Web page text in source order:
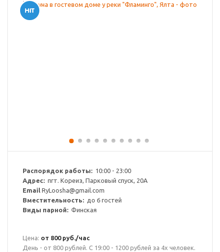
Распорядок работы: 10:00 - 23:00
Адрес: пгт. Кореиз, Парковый спуск, 20А
Email RyLoosha@gmail.com
Вместительность: до 6 гостей
Виды парной: Финская
Цена: от 800 руб./час
День - от 800 рублей. С 19:00 - 1200 рублей за 4х человек.